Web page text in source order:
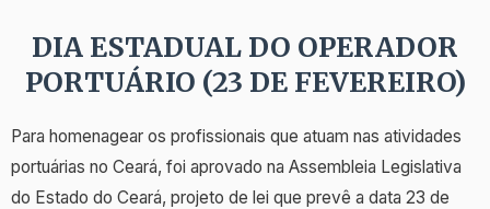
DIA ESTADUAL DO OPERADOR
PORTUÁRIO (23 DE FEVEREIRO)
Para homenagear os profissionais que atuam nas atividades
portuárias no Ceará, foi aprovado na Assembleia Legislativa
do Estado do Ceará, projeto de lei que prevê a data 23 de